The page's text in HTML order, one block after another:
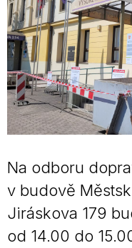
Na odboru
v budově
Jiráskova 179
od 14.00 do